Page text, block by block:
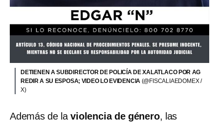
DETIENEN A SUBDIRECTOR DE POLICÍA DE XALATLACO POR AG
REDIR A SU ESPOSA; VIDEO LO EVIDENCIA (@FISCALIAEDOMEX /
X)
Además de laviolencia de género, las